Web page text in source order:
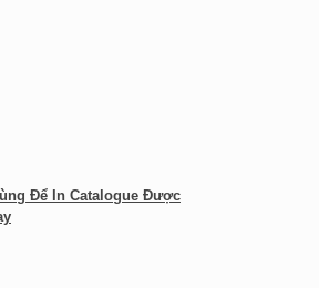
Để In Catalogue Được